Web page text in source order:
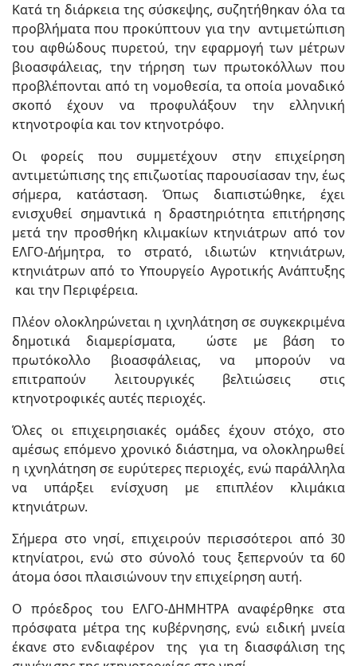
Κατά τη διάρκεια της σύσκεψης, συζητήθηκαν όλα τα
προβλήματα που προκύπτουν για την αντιμετώπιση
του αφθώδους πυρετού, την εφαρμογή των μέτρων
βιοασφάλειας, την τήρηση των πρωτοκόλλων που
προβλέπονται από τη νομοθεσία, τα οποία μοναδικό
σκοπό έχουν να προφυλάξουν την ελληνική
κτηνοτροφία και τον κτηνοτρόφο.
Οι φορείς που συμμετέχουν στην επιχείρηση
αντιμετώπισης της επιζωοτίας παρουσίασαν την, έως
σήμερα, κατάσταση. Όπως διαπιστώθηκε, έχει
ενισχυθεί σημαντικά η δραστηριότητα επιτήρησης
μετά την προσθήκη κλιμακίων κτηνιάτρων από τον
ΕΛΓΟ-Δήμητρα, το στρατό, ιδιωτών κτηνιάτρων,
κτηνιάτρων από το Υπουργείο Αγροτικής Ανάπτυξης
και την Περιφέρεια.
Πλέον ολοκληρώνεται η ιχνηλάτηση σε συγκεκριμένα
δημοτικά διαμερίσματα, ώστε με βάση το
πρωτόκολλο βιοασφάλειας, να μπορούν να
επιτραπούν λειτουργικές βελτιώσεις στις
κτηνοτροφικές αυτές περιοχές.
Όλες οι επιχειρησιακές ομάδες έχουν στόχο, στο
αμέσως επόμενο χρονικό διάστημα, να ολοκληρωθεί
η ιχνηλάτηση σε ευρύτερες περιοχές, ενώ παράλληλα
να υπάρξει ενίσχυση με επιπλέον κλιμάκια
κτηνιάτρων.
Σήμερα στο νησί, επιχειρούν περισσότεροι από 30
κτηνίατροι, ενώ στο σύνολό τους ξεπερνούν τα 60
άτομα όσοι πλαισιώνουν την επιχείρηση αυτή.
Ο πρόεδρος του ΕΛΓΟ-ΔΗΜΗΤΡΑ αναφέρθηκε στα
πρόσφατα μέτρα της κυβέρνησης, ενώ ειδική μνεία
έκανε στο ενδιαφέρον της για τη διασφάλιση της